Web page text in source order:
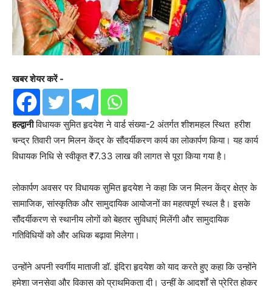
खबर शेयर करें -
हल्द्वानीविधायक सुमित हृदयेश ने वार्ड संख्या-2 अंतर्गत शीशमहल स्थित हरीश
चन्द्र तिवारी जन मिलन केंद्र के सौंदर्यीकरण कार्य का लोकार्पण किया। यह कार्य
विधायक निधि से स्वीकृत ₹7.33 लाख की लागत से पूरा किया गया है।
लोकार्पण अवसर पर विधायक सुमित हृदयेश ने कहा कि जन मिलन केंद्र क्षेत्र के
सामाजिक, सांस्कृतिक और सामुदायिक आयोजनों का महत्वपूर्ण स्थल है। इसके
सौंदर्यीकरण से स्थानीय लोगों को बेहतर सुविधाएं मिलेंगी और सामुदायिक
गतिविधियों को और अधिक बढ़ावा मिलेगा।
उन्होंने अपनी स्वर्गीय माताजी डॉ. इंदिरा हृदयेश को याद करते हुए कहा कि उन्होंने
हमेशा जनसेवा और विकास को प्राथमिकता दी। उन्हीं के आदर्शों से प्रेरित होकर